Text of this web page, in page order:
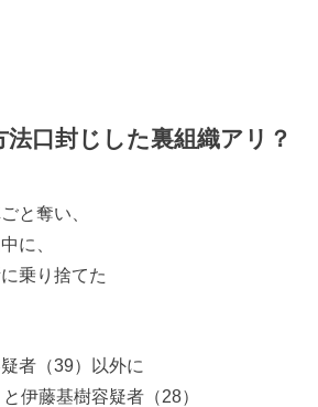
法口封じした裏組織アリ？
と奪い、
に、
乗り捨てた
者（39）以外に
伊藤基樹容疑者（28）